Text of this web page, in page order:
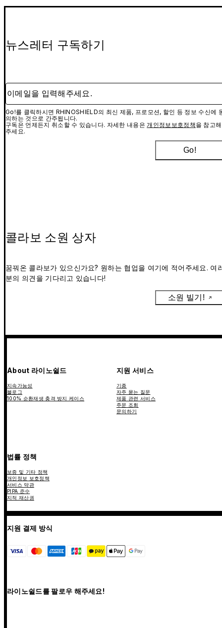
뉴스레터 구독하기
이메일을 입력해주세요.
Go!를 클릭하시면 RHINOSHIELD의 최신 제품, 프로모션, 할인 등 정보 수신에
의하는 것으로 간주됩니다.
구독은 언제든지 취소할 수 있습니다. 자세한 내용은 개인정보보호정책을 참고해
주세요.
Go!
콜라보 소원 상자
꿈꿔온 콜라보가 있으신가요? 원하는 협업을 여기에 적어주세요. 여
분의 의견을 기다리고 있습니다!
소원 빌기!
About 라이노쉴드
지속가능성
블로그
100% 순환재생 충격 방지 케이스
지원 서비스
기종
자주 묻는 질문
제품 관련 서비스
주문 조회
문의하기
법률 정책
보증 및 기타 정책
개인정보 보호정책
서비스 약관
PIPA 준수
지적 재산권
지원 결제 방식
라이노쉴드를 팔로우 해주세요!